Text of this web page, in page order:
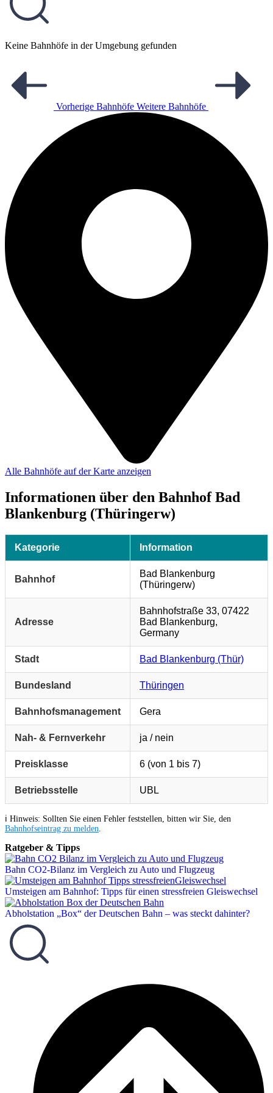
Keine Bahnhöfe in der Umgebung gefunden
Vorherige Bahnhöfe Weitere Bahnhöfe
Alle Bahnhöfe auf der Karte anzeigen
Informationen über den Bahnhof Bad
Blankenburg (Thüringerw)
Kategorie Information
Bahnhof
Bad Blankenburg
(Thüringerw)
Adresse
Bahnhofstraße 33, 07422
Bad Blankenburg,
Germany
Stadt Bad Blankenburg (Thür)
Bundesland Thüringen
Bahnhofsmanagement Gera
Nah- & Fernverkehr ja / nein
Preisklasse 6 (von 1 bis 7)
Betriebsstelle UBL
ℹ️ Hinweis: Sollten Sie einen Fehler feststellen, bitten wir Sie, den
Bahnhofseintrag zu melden
Ratgeber & Tipps
Bahn CO2-Bilanz im Vergleich zu Auto und Flugzeug
Umsteigen am Bahnhof: Tipps für einen stressfreien Gleiswechsel
Abholstation „Box“ der Deutschen Bahn – was steckt dahinter?